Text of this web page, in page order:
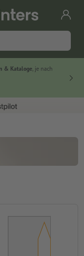
& Kataloge, je nach